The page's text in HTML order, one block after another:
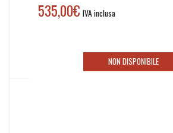
535,00€ IVA inclusa
NON DISPONIBILE